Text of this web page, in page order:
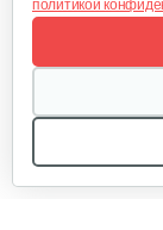
политикой